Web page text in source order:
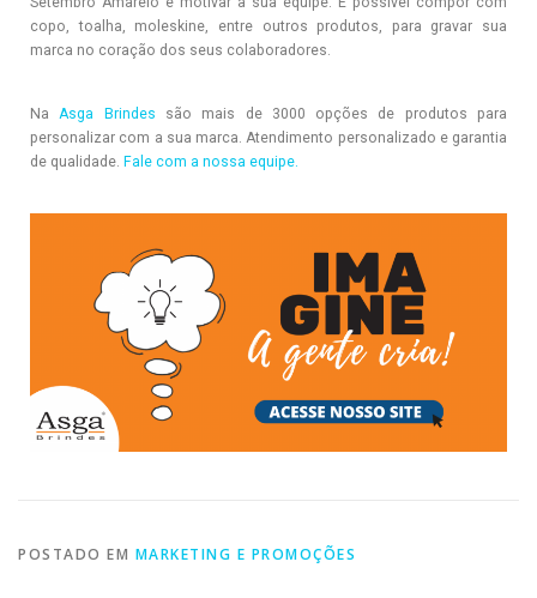
copo, toalha, moleskine, entre outros produtos, para gravar sua
marca no coração dos seus colaboradores.
Na Asga Brindes são mais de 3000 opções de produtos para
personalizar com a sua marca. Atendimento personalizado e garantia
de qualidade. Fale com a nossa equipe.
POSTADO EM MARKETING E PROMOÇÕES